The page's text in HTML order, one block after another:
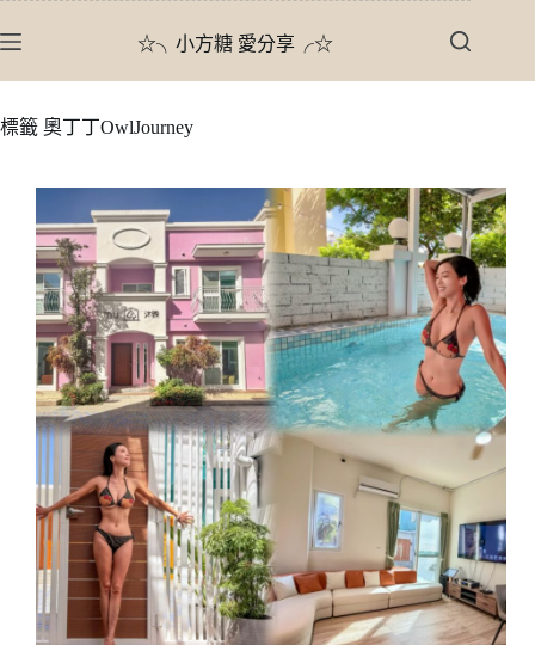
至
內
☆╮小方糖 愛分享╭☆
標籤 奧丁丁OwlJourney